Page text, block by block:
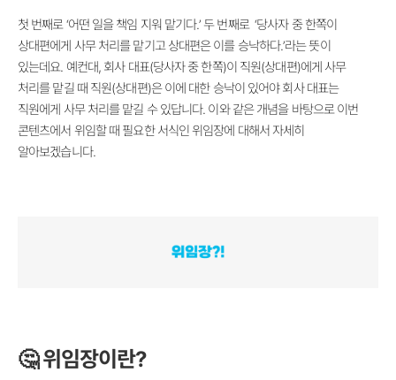
첫 번째로‘어떤 일을 책임 지워 맡기다.’ 두 번째로 ‘당사자 중 한쪽이
상대편에게 사무 처리를 맡기고 상대편은 이를 승낙하다.’라는 뜻이
있는데요. 예컨대, 회사 대표(당사자 중 한쪽)이 직원(상대편)에게 사무
처리를 맡길 때 직원(상대편)은 이에 대한 승낙이 있어야 회사 대표는
직원에게 사무 처리를 맡길 수 있답니다. 이와 같은 개념을 바탕으로 이번
콘텐츠에서 위임할 때 필요한 서식인 위임장에 대해서 자세히
알아보겠습니다.
🤔위임장이란?